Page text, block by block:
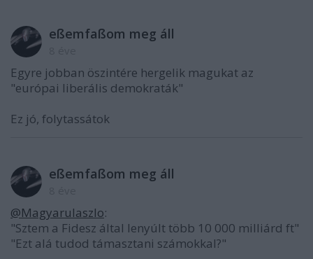
eßemfaßom meg áll
Egyre jobban öszintére hergelik magukat az
"európai liberális demokraták"
Ez jó, folytassátok
eßemfaßom meg áll
@Magyarulaszlo:
"Sztem a Fidesz által lenyúlt több 10 000 milliárd ft"
"Ezt alá tudod támasztani számokkal?"